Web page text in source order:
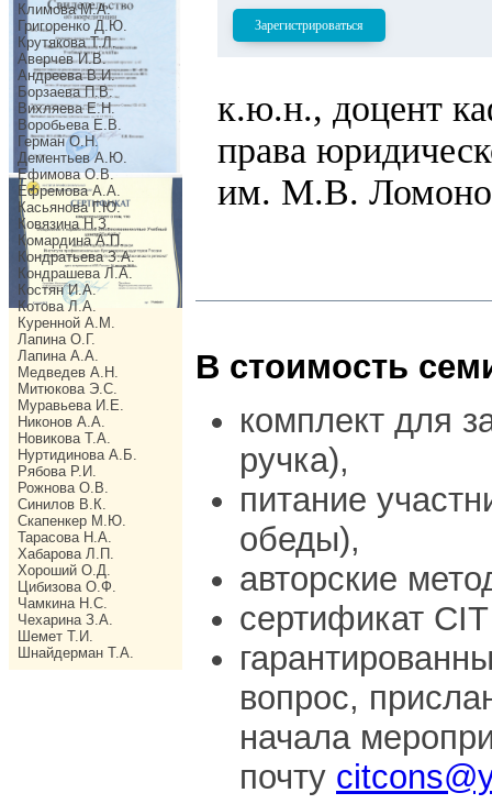
Климова М.А.
Григоренко Д.Ю.
Крутякова Т.Л.
Аверчев И.В.
Андреева В.И.
Борзаева П.В.
Вихляева Е.Н.
Воробьева Е.В.
Герман О.Н.
Дементьев А.Ю.
Ефимова О.В.
Ефремова А.А.
Касьянова Г.Ю.
Ковязина Н.З.
Комардина А.П.
Кондратьева З.А.
Кондрашева Л.А.
Костян И.А.
Котова Л.А.
Куренной А.М.
Лапина О.Г.
Лапина А.А.
Медведев А.Н.
Митюкова Э.С.
Муравьева И.Е.
Никонов А.А.
Новикова Т.А.
Нуртидинова А.Б.
Рябова Р.И.
Рожнова О.В.
Синилов В.К.
Скапенкер М.Ю.
Тарасова Н.А.
Хабарова Л.П.
Хороший О.Д.
Цибизова О.Ф.
Чамкина Н.С.
Чехарина З.А.
Шемет Т.И.
Шнайдерман Т.А.
Зарегистрироваться
к.ю.н., доцент
права
им. М.В.
В стоимость
комплект для
ручка),
питание
обеды),
авторские
сертификат
вопрос,
начала
почту